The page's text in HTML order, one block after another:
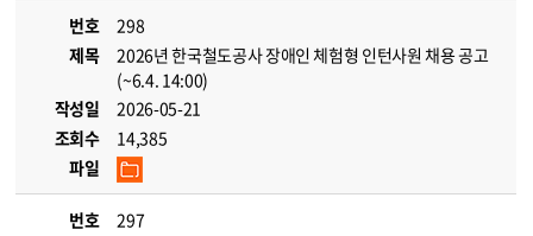
번호
298
제목
2026년 한국철도공사 장애인 체험형 인턴사원 채용 공고
(~6.4. 14:00)
작성일
2026-05-21
조회수
14,385
파일
번호
297